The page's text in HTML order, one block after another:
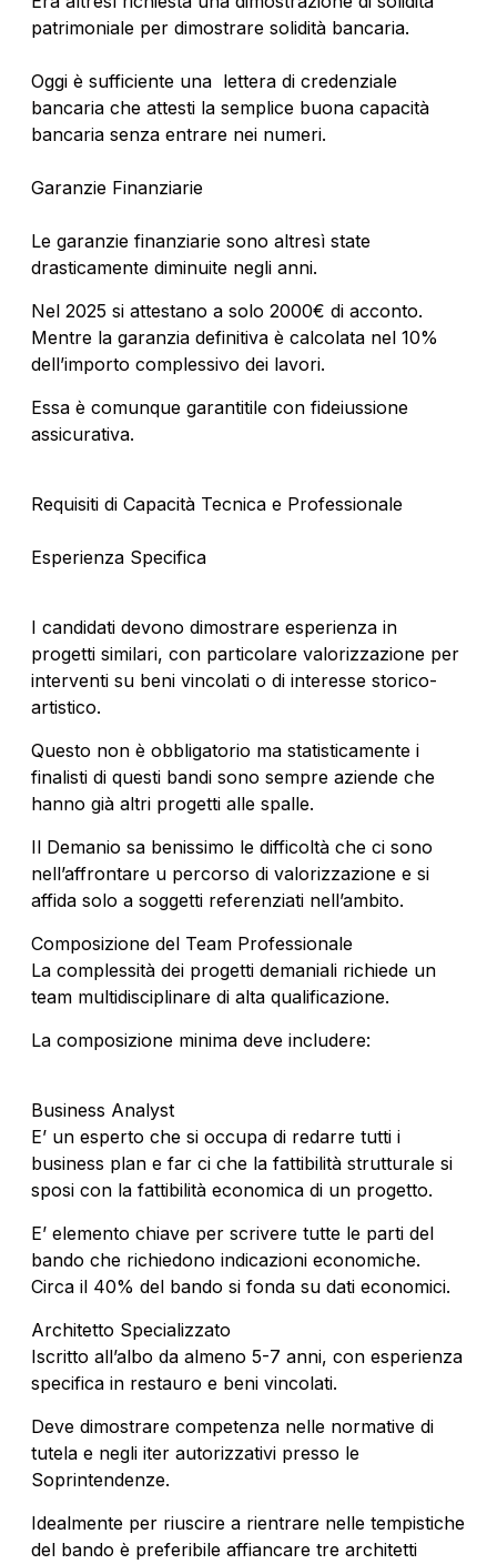
patrimoniale per dimostrare solidità bancaria.
Oggi è sufficiente una lettera di credenziale
bancaria che attesti la semplice buona capacità
bancaria senza entrare nei numeri.
Garanzie Finanziarie
Le garanzie finanziarie sono altresì state
drasticamente diminuite negli anni.
Nel 2025 si attestano a solo 2000€ di acconto.
Mentre la garanzia definitiva è calcolata nel 10%
dell’importo complessivo dei lavori.
Essa è comunque garantitile con fideiussione
assicurativa.
Requisiti di Capacità Tecnica e Professionale
Esperienza Specifica
I candidati devono dimostrare esperienza in
progetti similari, con particolare valorizzazione per
interventi su beni vincolati o di interesse storico-
artistico.
Questo non è obbligatorio ma statisticamente i
finalisti di questi bandi sono sempre aziende che
hanno già altri progetti alle spalle.
Il Demanio sa benissimo le difficoltà che ci sono
nell’affrontare u percorso di valorizzazione e si
affida solo a soggetti referenziati nell’ambito.
Composizione del Team Professionale
La complessità dei progetti demaniali richiede un
team multidisciplinare di alta qualificazione.
La composizione minima deve includere:
Business Analyst
E’ un esperto che si occupa di redarre tutti i
business plan e far ci che la fattibilità strutturale si
sposi con la fattibilità economica di un progetto.
E’ elemento chiave per scrivere tutte le parti del
bando che richiedono indicazioni economiche.
Circa il 40% del bando si fonda su dati economici.
Architetto Specializzato
Iscritto all’albo da almeno 5-7 anni, con esperienza
specifica in restauro e beni vincolati.
Deve dimostrare competenza nelle normative di
tutela e negli iter autorizzativi presso le
Soprintendenze.
Idealmente per riuscire a rientrare nelle tempistiche
del bando è preferibile affiancare tre architetti